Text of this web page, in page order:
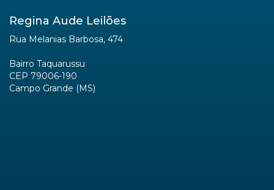
Regina Aude Leilões
Rua Melanias Barbosa, 474
Bairro Taquarussu
CEP 79006-190
Campo Grande (MS)